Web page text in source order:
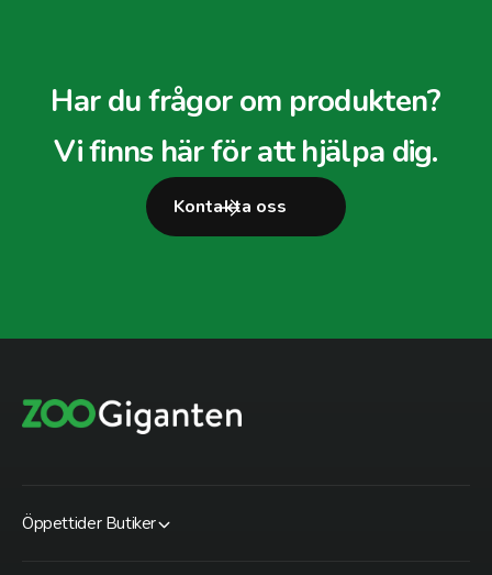
Har du frågor om produkten?
Vi finns här för att hjälpa dig.
Kontakta oss
Öppettider Butiker